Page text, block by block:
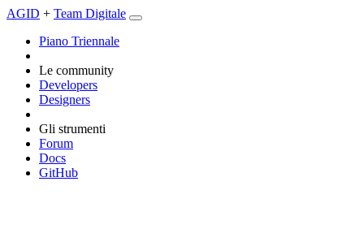
AGID + Team Digitale
Piano Triennale
Le community
Developers
Designers
Gli strumenti
Forum
Docs
GitHub